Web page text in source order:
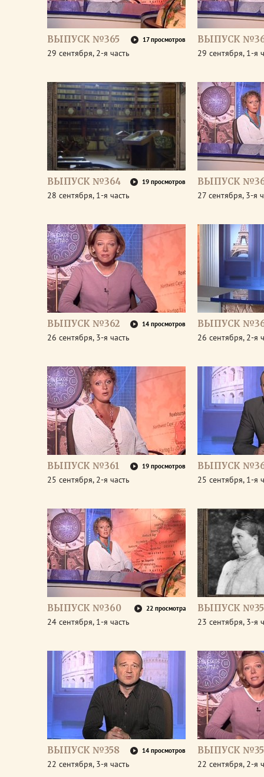
ВЫПУСК №365 17 просмотров
29 сентября, 2-я часть
ВЫПУСК
29 сентября, 1-я
ВЫПУСК №364 19 просмотров
28 сентября, 1-я часть
ВЫПУСК
27 сентября, 3-я
ВЫПУСК №362 14 просмотров
26 сентября, 3-я часть
ВЫПУСК
26 сентября, 2-я
ВЫПУСК №361 19 просмотров
25 сентября, 2-я часть
ВЫПУСК
25 сентября, 1-я
ВЫПУСК №360 22 просмотра
24 сентября, 1-я часть
ВЫПУСК
23 сентября, 3-я
ВЫПУСК №358 14 просмотров
22 сентября, 3-я часть
ВЫПУСК
22 сентября, 2-я